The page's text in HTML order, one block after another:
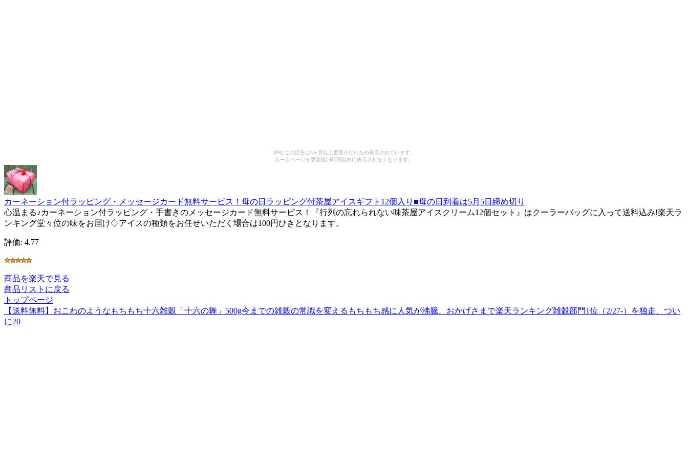
[PR] この広告は3ヶ月以上更新がないため表示されています。
ホームページを更新後24時間以内に表示されなくなります。
カーネーション付ラッピング・メッセージカード無料サービス！母の日ラッピング付茶屋アイスギフト12個入り■母の日到着は5月5日締め切り
心温まる♪カーネーション付ラッピング・手書きのメッセージカード無料サービス！『行列の忘れられない味茶屋アイスクリーム12個セット』はクーラーバッグに入って送料込み!楽天ラ
ンキング堂々位の味をお届け◇アイスの種類をお任せいただく場合は100円ひきとなります。
評価: 4.77
商品を楽天で見る
商品リストに戻る
トップページ
【送料無料】おこわのようなもちもち十六雑穀「十六の舞」500g今までの雑穀の常識を変えるもちもち感に人気が沸騰、おかげさまで楽天ランキング雑穀部門1位（2/27-）を独走、つい
に20